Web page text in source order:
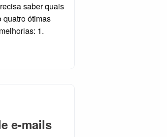
saber quais
quatro ótimas
1.
e-mails